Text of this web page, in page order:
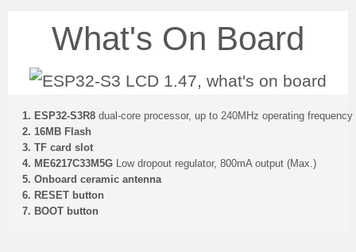
What's On Board
1. ESP32-S3R8 dual-core processor, up to 240MHz operating frequency
2. 16MB Flash
3. TF card slot
4. ME6217C33M5G Low dropout regulator, 800mA output (Max.)
5. Onboard ceramic antenna
6. RESET button
7. BOOT button